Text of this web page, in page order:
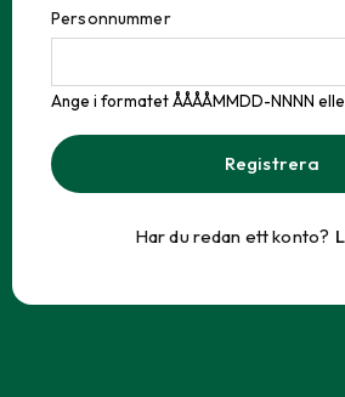
Personnummer
Ange i formatet ÅÅÅÅMMDD-NNNN
Registrera
Har du redan ett konto?